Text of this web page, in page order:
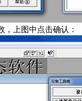
，上图中点击确认：